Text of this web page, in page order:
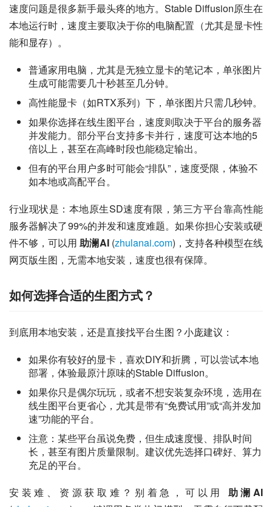
速度问题是很多新手最头疼的地方。Stable Diffusion原生在
本地运行时，速度主要取决于你的电脑配置（尤其是显卡性
能和显存）。
普通家用电脑，尤其是无独立显卡的笔记本，单张图片
生成可能需要几十秒甚至几分钟。
高性能显卡（如RTX系列）下，单张图片只需几秒钟。
如果你选择在线生图平台，速度则取决于平台的服务器
并发能力。部分平台支持多卡并行，速度可达本地的5
倍以上，甚至在高峰时段也能稳定输出。
但有的平台用户多时可能会“排队”，速度受限，体验不
如本地或高配平台。
行业现状是：本地原生SD速度有限，第三方平台靠高性能
服务器解决了99%的并发和速度难题。如果你担心安装或硬
件不够，可以用 助澜AI (zhulanai.com)，支持各种模型在线
网页版生图，无需本地安装，速度也很有保障。
如何选择合适的生图方式？
到底用本地安装，还是直接找平台生图？小庞建议：
如果你有较好的显卡，喜欢DIY和折腾，可以尝试本地
部署，体验最原汁原味的Stable Diffusion。
如果你只是偶尔玩玩，或者不想安装复杂环境，选用在
线生图平台更省心，尤其是带有“免费试用”或“高并发加
速”功能的平台。
注意：某些平台虽说免费，但生成速度慢、排队时间
长，甚至有图片质量限制。建议优先选择口碑好、算力
充足的平台。
安装难、资源获取难？别着急，可以用 助澜AI